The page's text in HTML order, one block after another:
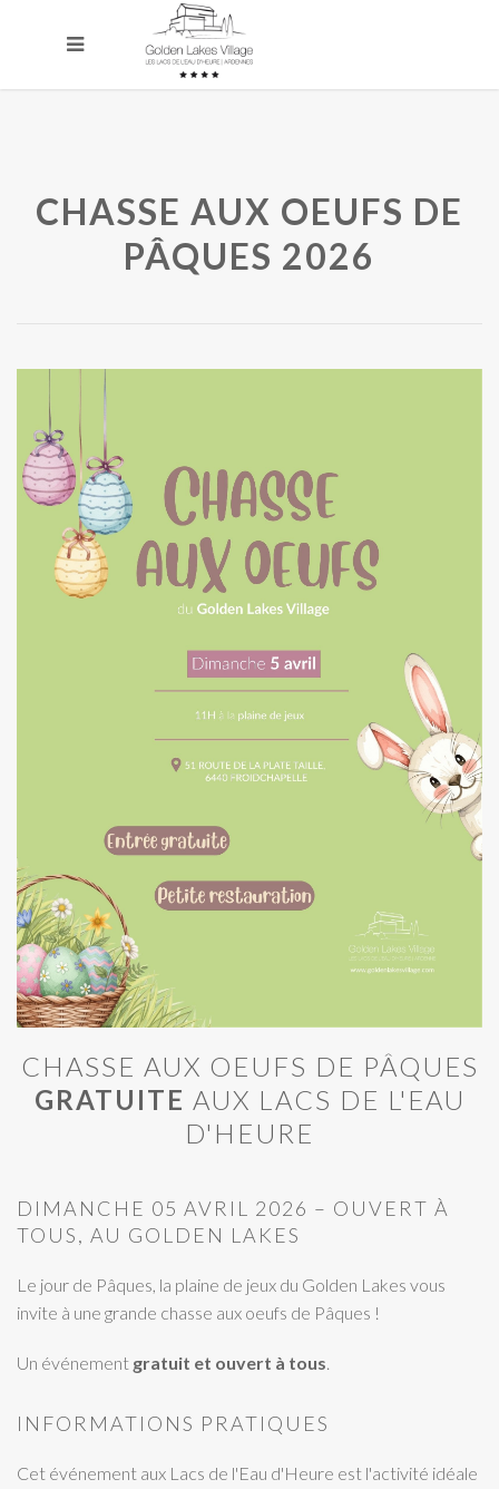
CHASSE AUX OEUFS DE
PÂQUES 2026
CHASSE AUX OEUFS DE PÂQUES
GRATUITE AUX LACS DE L'EAU
D'HEURE
DIMANCHE 05 AVRIL 2026 – OUVERT À
TOUS, AU GOLDEN LAKES
Le jour de Pâques, la plaine de jeux du Golden Lakes vous
invite à une grande chasse aux oeufs de Pâques !
Un événement gratuit et ouvert à tous.
INFORMATIONS PRATIQUES
Cet événement aux Lacs de l'Eau d'Heure est l'activité idéale